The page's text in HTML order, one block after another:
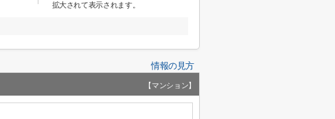
拡大されて表示されます。
情報の見方
【マンション】